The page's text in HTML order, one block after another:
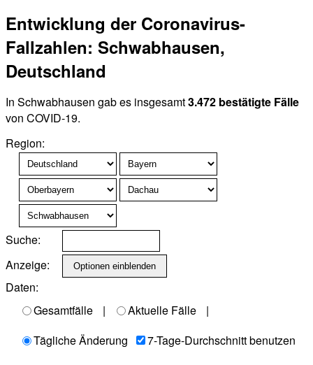
Entwicklung der Coronavirus-
Fallzahlen: Schwabhausen,
Deutschland
In Schwabhausen gab es insgesamt3.472 bestätigte Fälle
von COVID-19.
Region:
Suche:
Anzeige:
Daten:
Gesamtfälle
| Aktuelle Fälle
|
Tägliche Änderung
7-Tage-Durchschnitt benutzen